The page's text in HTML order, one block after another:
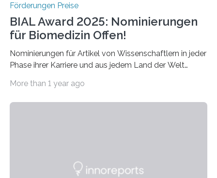
Förderungen Preise
BIAL Award 2025: Nominierungen
für Biomedizin Offen!
Nominierungen für Artikel von Wissenschaftlern in jeder
Phase ihrer Karriere und aus jedem Land der Welt
Leben gerufen, um die bemerkenswertesten
Foundation, des BIAL Award in Biomedicine ist in
More than 1 year ago